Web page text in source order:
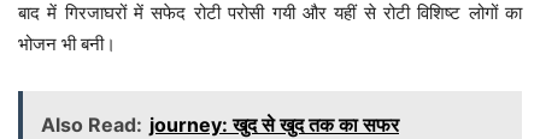
बाद में गिरजाघरों में सफेद रोटी परोसी गयी और यहीं से रोटी विशिष्ट लोगों का
भोजन भी बनी।
Also Read: journey: खुद से खुद तक का सफर